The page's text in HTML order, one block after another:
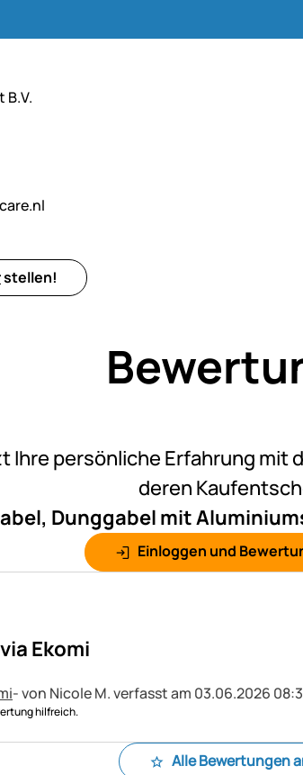
B.V.
stellen!
Ihre persönliche Erfahrung mit
deren
Dunggabel mit
Einloggen und
Ekomi
- von Nicole M.verfasst am 03.06.2026
hilfreich.
Alle Bewertungen